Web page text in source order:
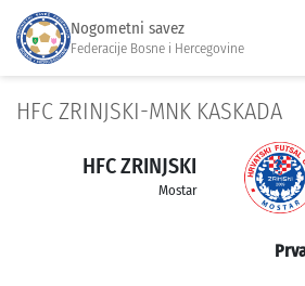
Nogometni savez
Federacije Bosne i Hercegovine
HFC ZRINJSKI-MNK KASKADA
HFC ZRINJSKI
Mostar